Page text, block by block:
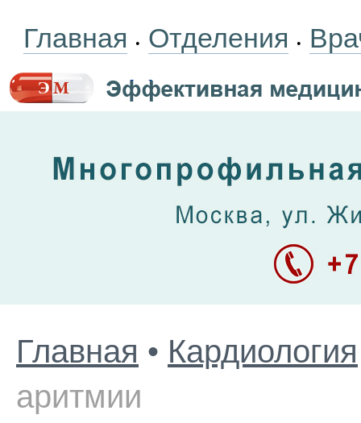
Главная • Отделения •
Главная • Кардиология
аритмии